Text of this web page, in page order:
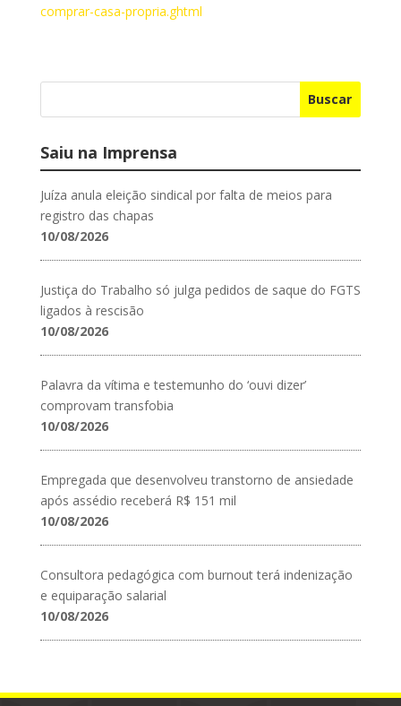
comprar-casa-propria.ghtml
Buscar
Saiu na Imprensa
Juíza anula eleição sindical por falta de meios para
registro das chapas
10/08/2026
Justiça do Trabalho só julga pedidos de saque do FGTS
ligados à rescisão
10/08/2026
Palavra da vítima e testemunho do ‘ouvi dizer’
comprovam transfobia
10/08/2026
Empregada que desenvolveu transtorno de ansiedade
após assédio receberá R$ 151 mil
10/08/2026
Consultora pedagógica com burnout terá indenização
e equiparação salarial
10/08/2026